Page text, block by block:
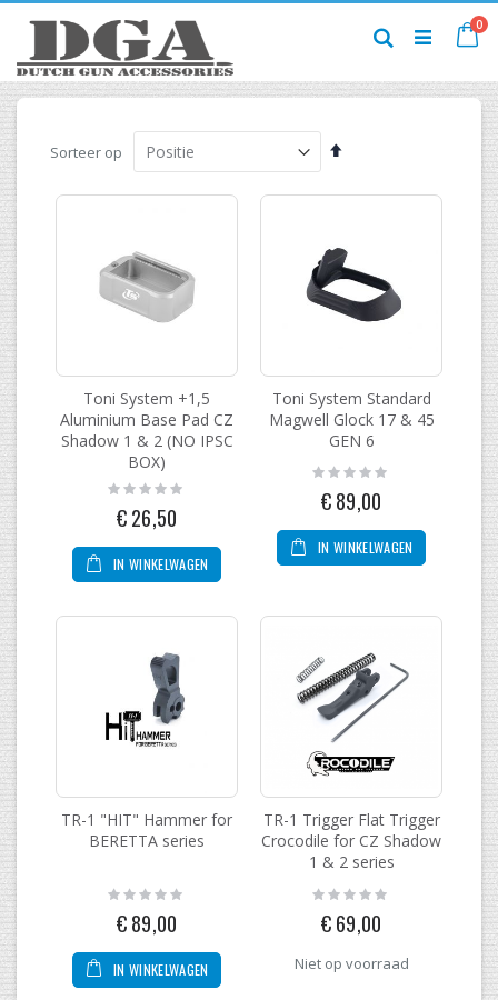
naar
de
inhoud
0
Zoek
Sorteer op
Van
Toni System +1,5
Aluminium Base Pad CZ
Shadow 1 & 2 (NO IPSC
BOX)
Rating:
0%
€ 26,50
IN WINKELWAGEN
Toni System Standard
Magwell Glock 17 & 45
GEN 6
Rating:
0%
€ 89,00
IN WINKELWAGEN
TR-1 "HIT" Hammer for
BERETTA series
Rating:
0%
€ 89,00
IN WINKELWAGEN
TR-1 Trigger Flat Trigger
Crocodile for CZ Shadow
1 & 2 series
Rating:
0%
€ 69,00
Niet op voorraad